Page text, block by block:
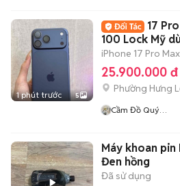
1 phút trước 5
17
100 Lock Mỹ
iPhone 17 Pro Max
25.900.000 đ
Phường Hưng
Cầm Đồ Quý
Máy khoan pin
Đen hồng
Đã sử dụng